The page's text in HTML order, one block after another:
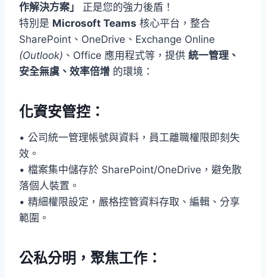
作解決方案」
正是您的強力後盾！
特別是 Microsoft Teams 核心平台，整合
SharePoint、OneDrive、Exchange Online
(Outlook) 、Office 應用程式等，提供 統一管理、
安全無虞、效率倍增 的環境：
化資安管控：
• 公司統一管理帳號與資料，員工離職權限即刻失
效。
• 檔案集中儲存於 SharePoint/OneDrive，避免散
落個人裝置。
• 精細權限設定，嚴格控管資料存取、編輯、分享
範圍。
公私分明，聚焦工作：